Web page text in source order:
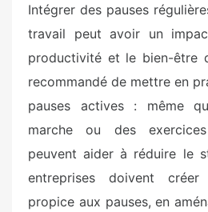
Intégrer des pauses
travail peut avoir un
productivité et le bien-être
recommandé de mettre en
pauses actives : même
marche ou des
peuvent aider à réduire le
entreprises doivent créer
propice aux pauses, en